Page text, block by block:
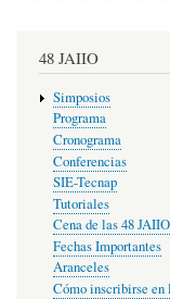
48 JAIIO
Simposios
Programa
Cronograma
Conferencias
SIE-Tecnap
Tutoriales
Cena de las 48 JAIIO
Fechas Importantes
Aranceles
Cómo inscribirse en